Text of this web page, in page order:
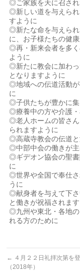
◎ご家族を天に召さ
◎新しい道を与えられ
すように
◎新たな命を与えられ
に、お子様たちの健
◎再・新来会者を多
ように
◎新たに教会に加わ
となりますように
◎地域への伝道活動が
に
◎子供たちが豊かに集
◎療養中の方や介護
◎老人ホームの皆さん
られますように
◎高蔵寺教会の伝道
◎中部中会の働きが
◎ギデオン協会の聖書
に
◎世界や全国で奉仕さ
うに
◎献身者を与えて下
と働きが祝福されま
◎九州や東北・各地
れる方のために
← ４月２２日礼拝次第を
（2018年）